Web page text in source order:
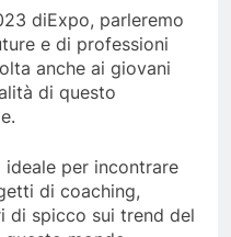
diExpo, parleremo
e di professioni
anche ai giovani
di questo
ideale per incontrare
di coaching,
di spicco sui trend del